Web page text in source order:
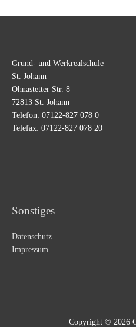
Grund- und Werkrealschule
St. Johann
Ohnastetter Str. 8
72813 St. Johann
Telefon: 07122-827 078 0
Telefax: 07122-827 078 20
Sonstiges
Datenschutz
Impressum
Copyright © 2026